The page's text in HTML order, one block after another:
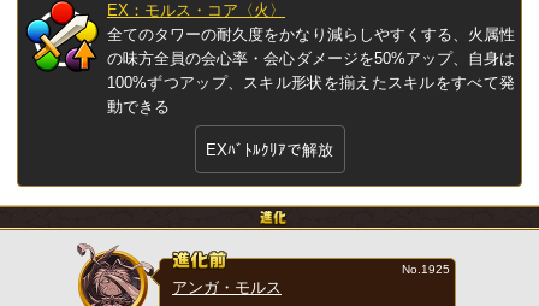
EX：モルス・コア〈火〉
全てのタワーの耐久度をかなり減らしやすくする、火属性
の味方全員の会心率・会心ダメージを50%アップ、自身は
100%ずつアップ、スキル形状を揃えたスキルをすべて発
動できる
EXﾊﾞﾄﾙｸﾘｱで解放
アンガ・モルス
No.1925